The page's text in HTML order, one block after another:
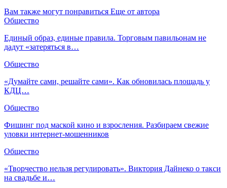
Вам также могут понравиться Еще от автора
Общество
Единый образ, единые правила. Торговым павильонам не
дадут «затеряться в…
Общество
«Думайте сами, решайте сами». Как обновилась площадь у
КДЦ…
Общество
Фишинг под маской кино и взросления. Разбираем свежие
уловки интернет-мошенников
Общество
«Творчество нельзя регулировать». Виктория Дайнеко о такси
на свадьбе и…